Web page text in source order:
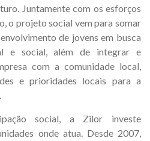
Juntamente com os esforços
o projeto social vem para somar
de jovens em busca
e social, além de integrar e
com a comunidade local,
e prioridades locais para a
social, a Zilor investe
onde atua. Desde 2007,